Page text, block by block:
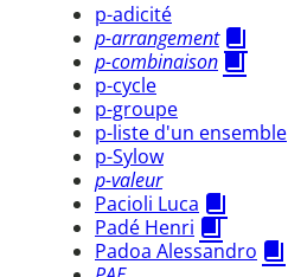
p-adicité
p-arrangement
p-combinaison
p-cycle
p-groupe
p-liste d'un ensemble
p-Sylow
p-valeur
Pacioli Luca
Padé Henri
Padoa Alessandro